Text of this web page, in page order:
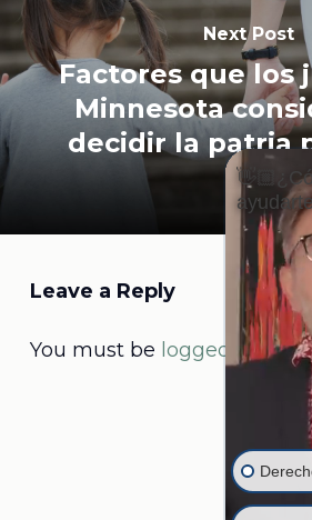
Next Post
Factores que los
Minnesota
decidir la patria
Leave a Reply
You must be logged into